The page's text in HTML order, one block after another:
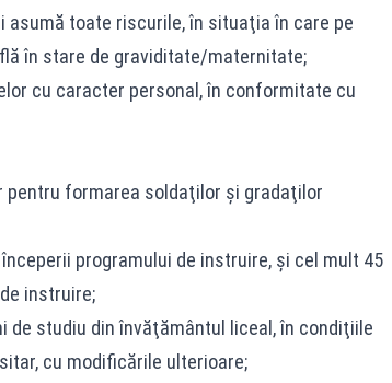
toate riscurile, în situaţia în care pe
în stare de graviditate/maternitate;
cu caracter personal, în conformitate cu
formarea soldaţilor şi gradaţilor
programului de instruire, şi cel mult 45
instruire;
de studiu din învăţământul liceal, în condiţiile
cu modificările ulterioare;